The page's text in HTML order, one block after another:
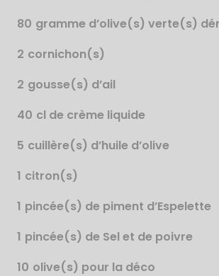
80 gramme d’olive(s) verte(s)
2 cornichon(s)
2 gousse(s) d’ail
40 cl de crème liquide
5 cuillère(s) d’huile d’olive
1 citron(s)
1 pincée(s) de piment d’Espelette
1 pincée(s) de Sel et de poivre
10 olive(s) pour la déco